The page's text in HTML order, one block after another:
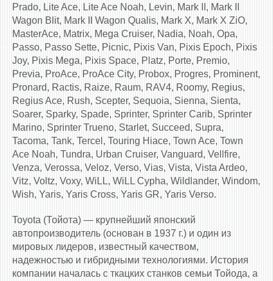
Prado, Lite Ace, Lite Ace Noah, Levin, Mark II, Mark II
Wagon Blit, Mark II Wagon Qualis, Mark X, Mark X ZiO,
MasterAce, Matrix, Mega Cruiser, Nadia, Noah, Opa,
Passo, Passo Sette, Picnic, Pixis Van, Pixis Epoch, Pixis
Joy, Pixis Mega, Pixis Space, Platz, Porte, Premio,
Previa, ProAce, ProAce City, Probox, Progres, Prominent,
Pronard, Ractis, Raize, Raum, RAV4, Roomy, Regius,
Regius Ace, Rush, Scepter, Sequoia, Sienna, Sienta,
Soarer, Sparky, Spade, Sprinter, Sprinter Carib, Sprinter
Marino, Sprinter Trueno, Starlet, Succeed, Supra,
Tacoma, Tank, Tercel, Touring Hiace, Town Ace, Town
Ace Noah, Tundra, Urban Cruiser, Vanguard, Vellfire,
Venza, Verossa, Veloz, Verso, Vias, Vista, Vista Ardeo,
Vitz, Voltz, Voxy, WiLL, WiLL Cypha, Wildlander, Windom,
Wish, Yaris, Yaris Cross, Yaris GR, Yaris Verso.
Toyota (Тойота) — крупнейший японский
автопроизводитель (основан в 1937 г.) и один из
мировых лидеров, известный качеством,
надежностью и гибридными технологиями. История
компании началась с ткацких станков семьи Тойода, а